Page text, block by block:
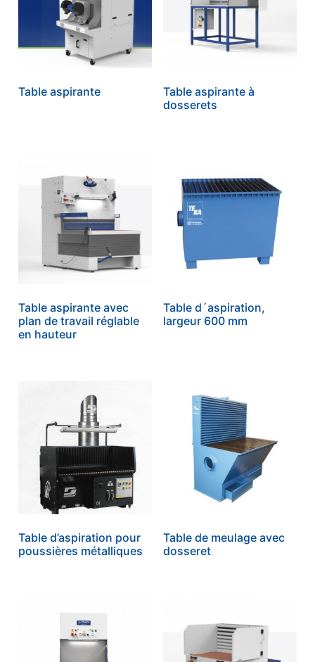
Table aspirante
Table aspirante à
dosserets
Table aspirante avec
plan de travail réglable
en hauteur
Table d´aspiration,
largeur 600 mm
Table d’aspiration pour
poussières métalliques
Table de meulage avec
dosseret